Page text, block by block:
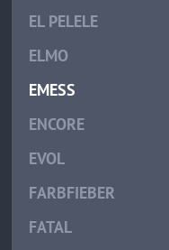
EL PELELE
ELMO
EMESS
ENCORE
EVOL
FARBFIEBER
FATAL